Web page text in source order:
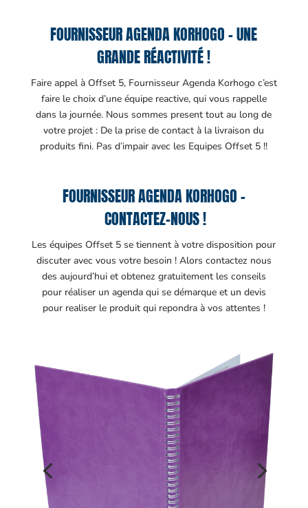
FOURNISSEUR AGENDA KORHOGO – UNE
GRANDE RÉACTIVITÉ !
Faire appel à Offset 5, Fournisseur Agenda Korhogo c’est
faire le choix d’une équipe reactive, qui vous rappelle
dans la journée. Nous sommes present tout au long de
votre projet : De la prise de contact à la livraison du
produits fini. Pas d’impair avec les Equipes Offset 5 !!
FOURNISSEUR AGENDA KORHOGO –
CONTACTEZ-NOUS !
Les équipes Offset 5 se tiennent à votre disposition pour
discuter avec vous votre besoin ! Alors contactez nous
des aujourd’hui et obtenez gratuitement les conseils
pour réaliser un agenda qui se démarque et un devis
pour realiser le produit qui repondra à vos attentes !